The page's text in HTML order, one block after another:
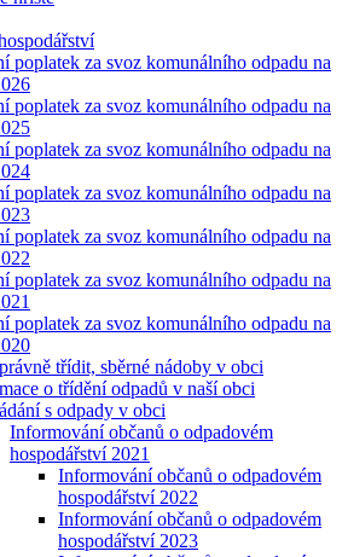
poplatek za svoz komunálního odpadu na
poplatek za svoz komunálního odpadu na
poplatek za svoz komunálního odpadu na
poplatek za svoz komunálního odpadu na
poplatek za svoz komunálního odpadu na
poplatek za svoz komunálního odpadu na
poplatek za svoz komunálního odpadu na
třídit, sběrné nádoby v obci
o třídění odpadů v naší obci
s odpady v obci
Informování občanů o odpadovém
hospodářství 2021
Informování občanů o odpadovém
hospodářství 2022
Informování občanů o odpadovém
hospodářství 2023